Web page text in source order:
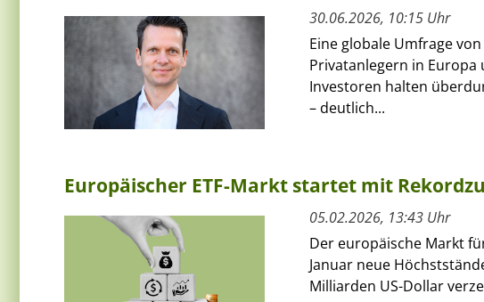
30.06.2026, 10:15 Uhr
Eine globale Umfrage
Privatanlegern in Europa
Investoren halten
– deutlich...
Europäischer ETF-Markt startet mit
05.02.2026, 13:43 Uhr
Der europäische Markt
Januar neue
Milliarden US-Dollar